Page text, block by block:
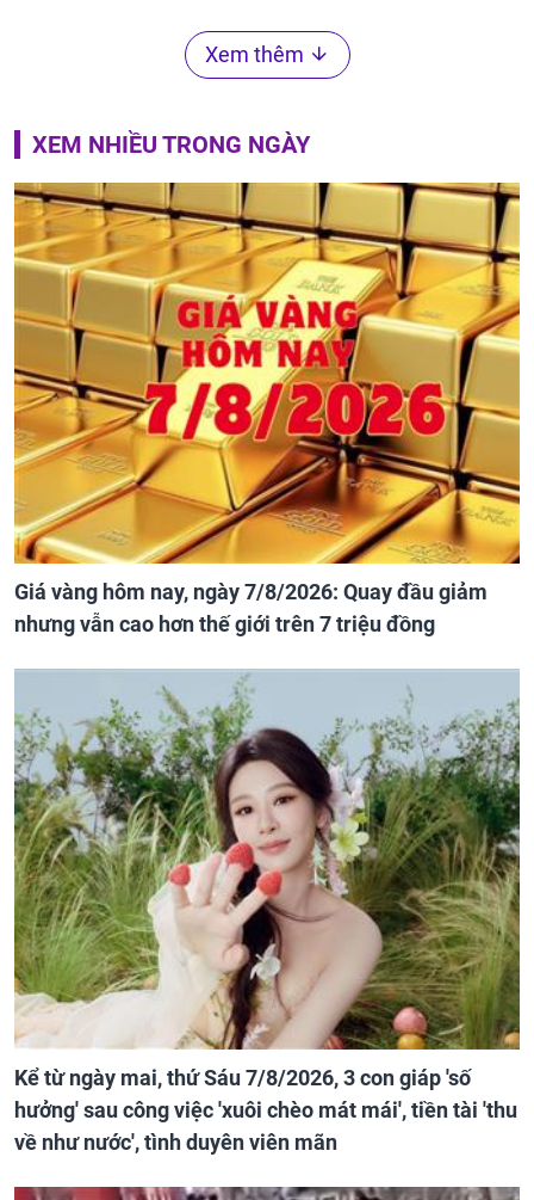
Xem thêm
XEM NHIỀU TRONG NGÀY
Giá vàng hôm nay, ngày 7/8/2026: Quay đầu giảm
nhưng vẫn cao hơn thế giới trên 7 triệu đồng
Kể từ ngày mai, thứ Sáu 7/8/2026, 3 con giáp 'số
hưởng' sau công việc 'xuôi chèo mát mái', tiền tài 'thu
về như nước', tình duyên viên mãn